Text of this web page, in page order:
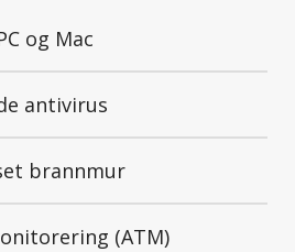
og Mac
antivirus
brannmur
(ATM)